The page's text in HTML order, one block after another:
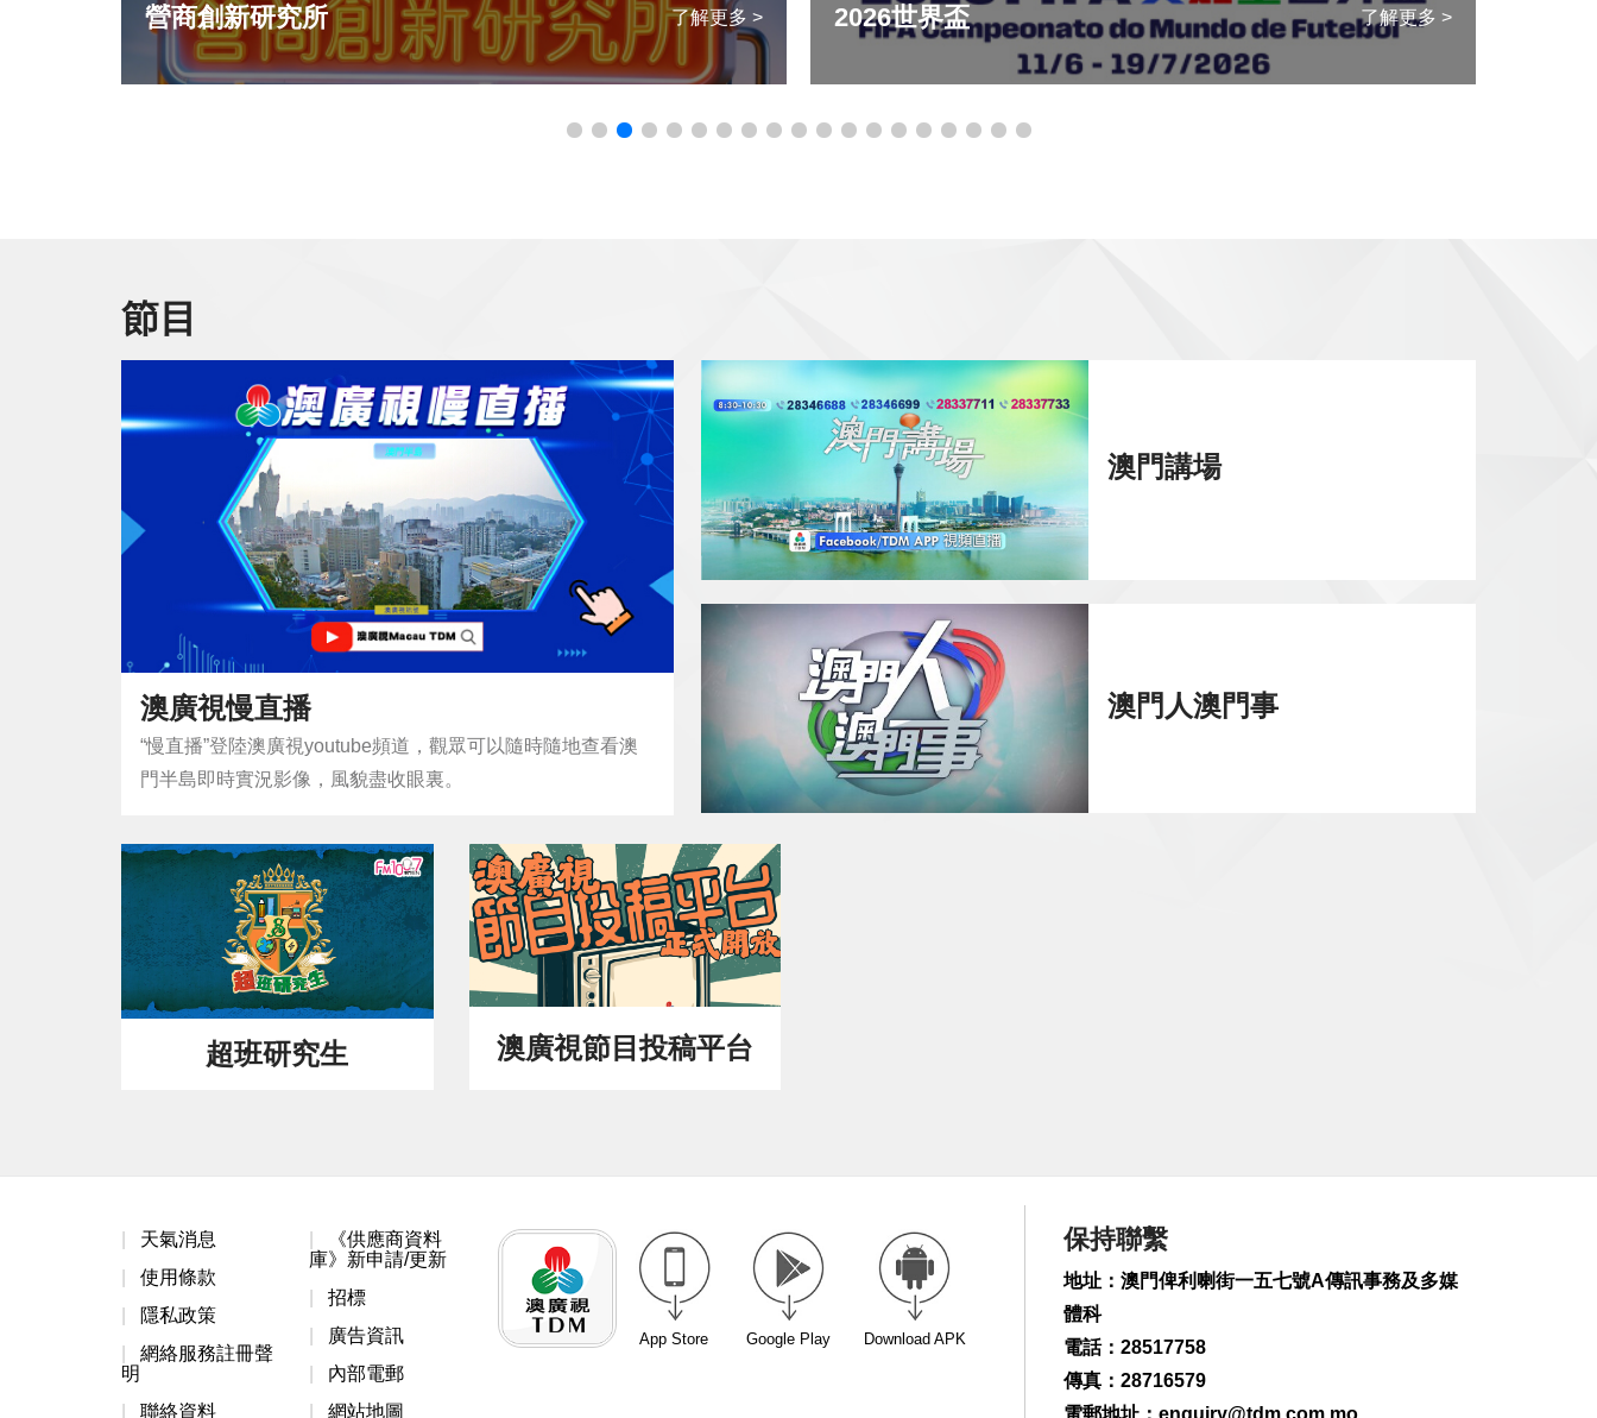
營商創新研究所 了解更多 > 2026世界盃 了解更多 >
節目
澳廣視慢直播
“慢直播”登陸澳廣視youtube頻道，觀眾可以隨時隨地查看澳
門半島即時實況影像，風貌盡收眼裏。
澳門講場
澳門人澳門事
超班研究生 澳廣視節目投稿平台
天氣消息
使用條款
隱私政策
網絡服務註冊聲
明
聯絡資料
《供應商資料
庫》新申請/更新
招標
廣告資訊
內部電郵
網站地圖
App Store Google Play Download APK
保持聯繫
地址：澳門俾利喇街一五七號A傳訊事務及多媒
體科
電話：28517758
傳真：28716579